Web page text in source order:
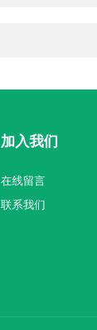
加入我们
在线留言
联系我们